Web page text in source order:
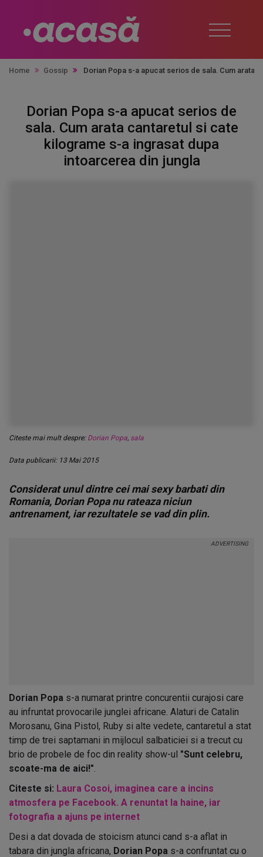
Home Gossip Dorian Popa s-a apucat serios de sala. Cum
Dorian Popa s-a apucat serios de
sala. Cum arata cantaretul si cate
kilograme s-a ingrasat dupa
intoarcerea din jungla
Citeste mai mult despre: Dorian Popa, sala
Data publicarii: 13 Mai 2015
Considerat unul dintre cei mai sexy barbati din
Romania, Dorian Popa nu rateaza niciun
antrenament, iar rezultatele se vad din plin.
Dorian Popa s-a numarat printre concurentii curajosi care
au infruntat provocarile junglei africane. Alaturi de Catalin
Morosanu, Gina Pistol, Ruby si alte vedete, cantaretul a stat
timp de trei saptamani in mijlocul salbaticiei si a trecut cu
brio de probele de foc din reality show-ul "Sunt celebru,
scoate-ma de aici!".
Citeste si: Laura Cosoi, imaginea care a incins
atmosfera pe Facebook. A renuntat la haine, iar
fotografia a ajuns pe internet
Desi a dat dovada de stoicism atunci cand s-a aflat in
tabara din jungla africana, Dorian Popa s-a confruntat cu o